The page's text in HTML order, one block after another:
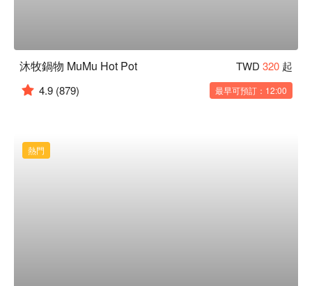
沐牧鍋物 MuMu Hot Pot TWD 320 起
4.9 (879) 最早可預訂：12:00
熱門